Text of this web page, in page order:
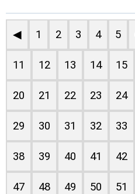
◀ 1 2 3 4 5
11 12 13 14 15
20 21 22 23 24
29 30 31 32 33
38 39 40 41 42
47 48 49 50 51